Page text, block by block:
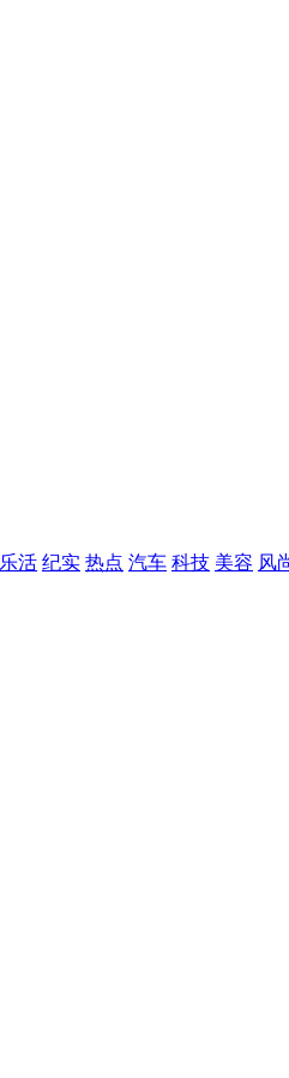
乐活 纪实 热点 汽车 科技 美容 风